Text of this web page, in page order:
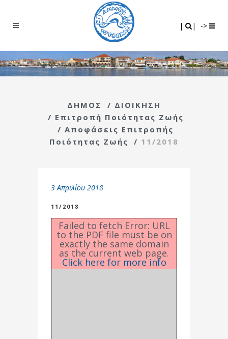
| | ->
ΔΗΜΟΣ / ΔΙΟΙΚΗΣΗ
/ Επιτροπή Ποιότητας Ζωής
/ Αποφάσεις Επιτροπής
Ποιότητας Ζωής
/ 11/2018
3 Απριλίου 2018
11/2018
Failed to fetch Error: URL
to the PDF file must be on
exactly the same domain
as the current web page.
Click here for more info